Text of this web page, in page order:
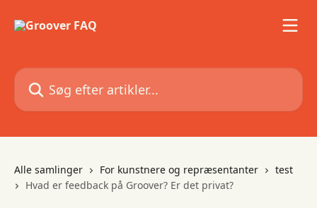
Søg efter artikler...
Alle samlinger For kunstnere og repræsentanter
test
Hvad er feedback på Groover? Er det privat?